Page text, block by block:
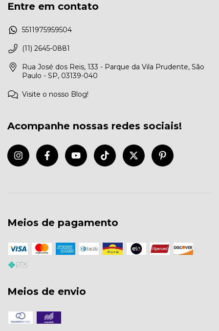
Entre em contato
5511975959504
(11) 2645-0881
Rua José dos Reis, 133 - Parque da Vila Prudente, São
Paulo - SP, 03139-040
Visite o nosso Blog!
Acompanhe nossas redes sociais!
Meios de pagamento
Meios de envio